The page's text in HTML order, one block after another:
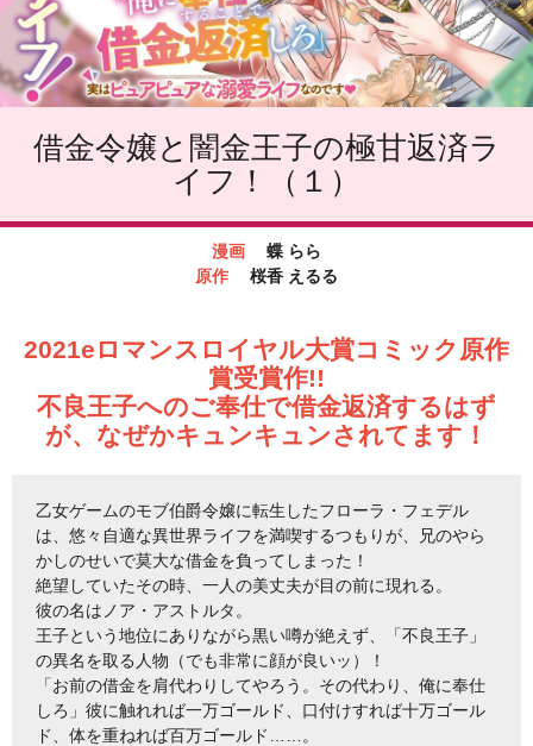
借金令嬢と闇金王子の極甘返済ラ
イフ！（１）
漫画 蝶 らら
原作 桜香 えるる
2021eロマンスロイヤル大賞コミック原作
賞受賞作!!
不良王子へのご奉仕で借金返済するはず
が、なぜかキュンキュンされてます！
乙女ゲームのモブ伯爵令嬢に転生したフローラ・フェデル
は、悠々自適な異世界ライフを満喫するつもりが、兄のやら
かしのせいで莫大な借金を負ってしまった！
絶望していたその時、一人の美丈夫が目の前に現れる。
彼の名はノア・アストルタ。
王子という地位にありながら黒い噂が絶えず、「不良王子」
の異名を取る人物（でも非常に顔が良いッ）！
「お前の借金を肩代わりしてやろう。その代わり、俺に奉仕
しろ」彼に触れれば一万ゴールド、口付けすれば十万ゴール
ド、体を重ねれば百万ゴールド……。